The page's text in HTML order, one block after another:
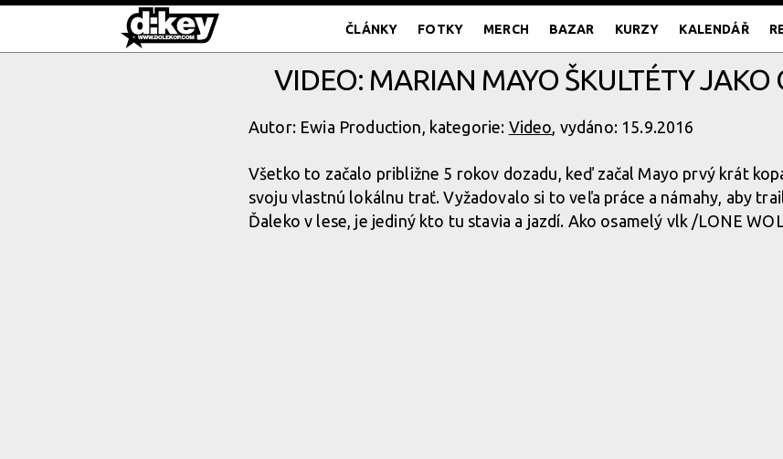
ČLÁNKY FOTKY MERCH BAZAR KURZY KALENDÁŘ
VIDEO: MARIAN MAYO ŠKULTÉTY JAKO
Autor: Ewia Production, kategorie: Video, vydáno: 15.9.2016
Všetko to začalo približne 5 rokov dozadu, keď začal Mayo prvý krát
svoju vlastnú lokálnu trať. Vyžadovalo si to veľa práce a námahy, aby
Ďaleko v lese, je jediný kto tu stavia a jazdí. Ako osamelý vlk /LONE